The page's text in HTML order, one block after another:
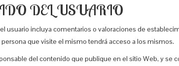
DEL USUARIO
usuario incluya comentarios o valoraciones de
que visite el mismo tendrá acceso a los mismos.
del contenido que publique en el sitio Web, y se